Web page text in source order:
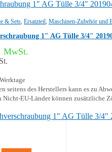
& Sets, Ersatzteil, Maschinen-Zubehör und
1″ AG Tülle 3/4″
MwSt.
seitens des Herstellers kann es zu
EU-Länder können zusätzliche